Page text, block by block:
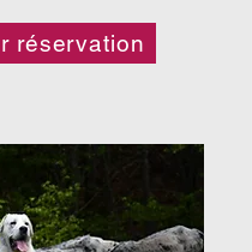
réservation